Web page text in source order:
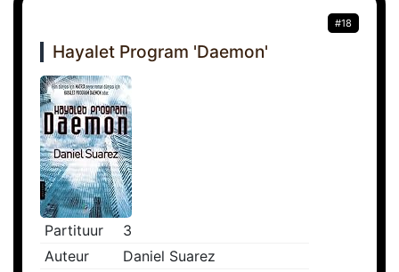
#18
Hayalet Program 'Daemon'
Partituur
3
Auteur
Daniel Suarez